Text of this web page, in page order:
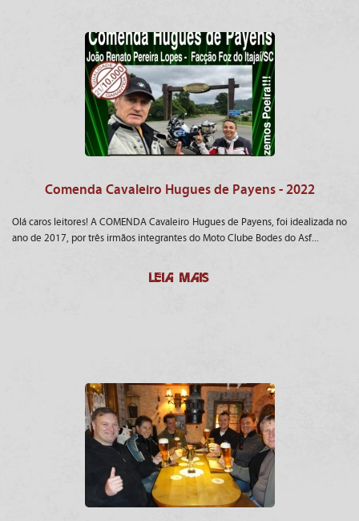
Comenda Cavaleiro Hugues de Payens - 2022
Olá caros leitores! A COMENDA Cavaleiro Hugues de Payens, foi idealizada no
ano de 2017, por três irmãos integrantes do Moto Clube Bodes do Asf...
LEIA MAIS